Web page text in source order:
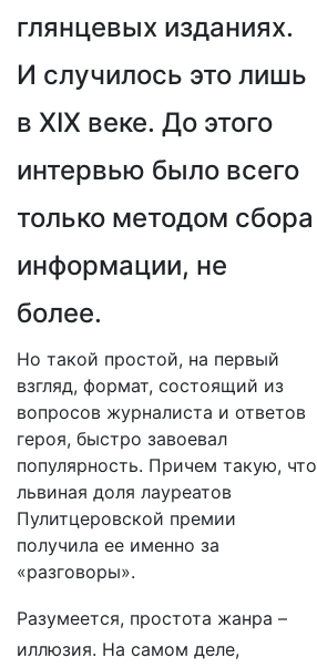
глянцевых изданиях.
И случилось это лишь
в XIX веке. До этого
интервью было всего
только методом сбора
информации, не
более.
Но такой простой, на первый
взгляд, формат, состоящий из
вопросов журналиста и ответов
героя, быстро завоевал
популярность. Причем такую, что
львиная доля лауреатов
Пулитцеровской премии
получила ее именно за
«разговоры».
Разумеется, простота жанра –
иллюзия. На самом деле,